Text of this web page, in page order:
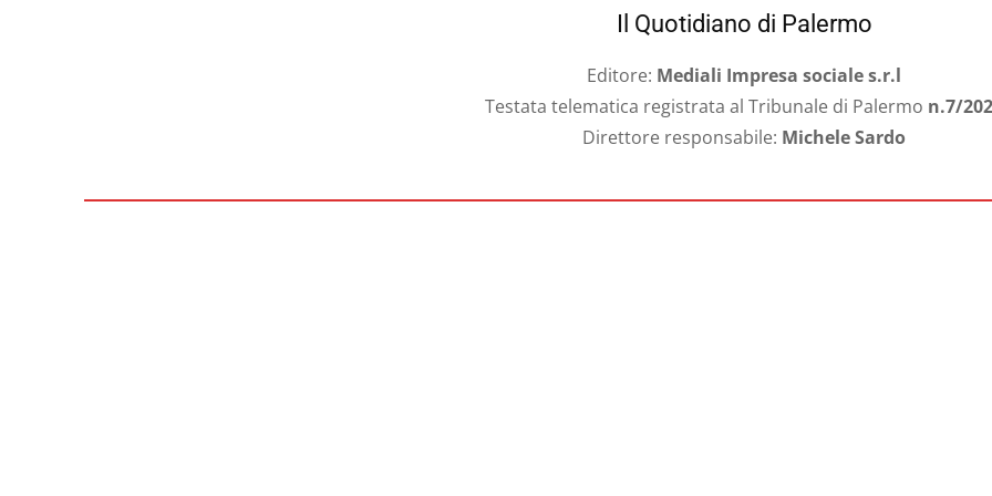
Il Quotidiano di Palermo
Editore: Mediali Impresa sociale s.r.l
Testata telematica registrata al Tribunale di Palermo n.7/
Direttore responsabile: Michele Sardo